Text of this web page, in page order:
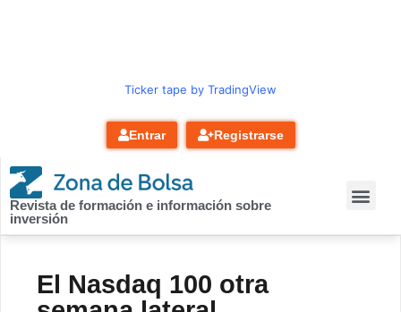
Ticker tape by TradingView
Entrar Registrarse
Revista de formación e información sobre
inversión
El Nasdaq 100 otra